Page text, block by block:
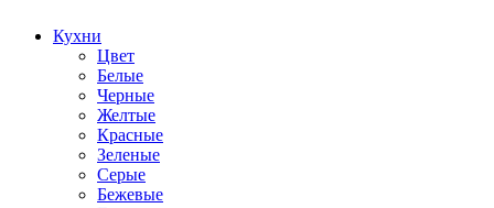
Кухни
Цвет
Белые
Черные
Желтые
Красные
Зеленые
Серые
Бежевые